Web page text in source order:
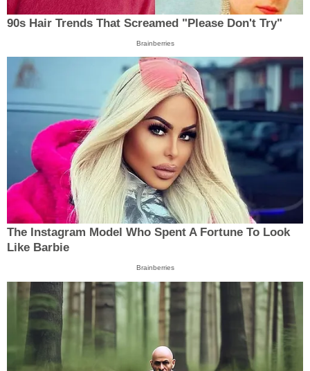
90s Hair Trends That Screamed "Please Don't Try"
Brainberries
The Instagram Model Who Spent A Fortune To Look
Like Barbie
Brainberries